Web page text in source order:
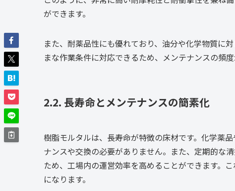
ができます。
また、耐薬品性にも優れており、油分や化学物質に
まな作業条件に対応できるため、メンテナンスの頻
2.2. 長寿命とメンテナンスの簡素化
樹脂モルタルは、長寿命が特徴の床材です。化学薬
ナンスや交換の必要がありません。また、定期的な
ため、工場内の運営効率を高めることができます。
になります。